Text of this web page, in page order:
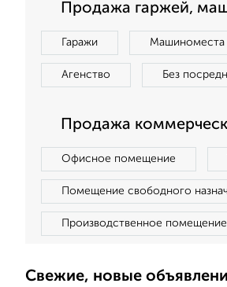
Продажа гаржей,
Гаражи Машиноместа
Агенство Без
Продажа
Офисное помещение
Помещение свободного
Производственное помещение
Свежие, новые